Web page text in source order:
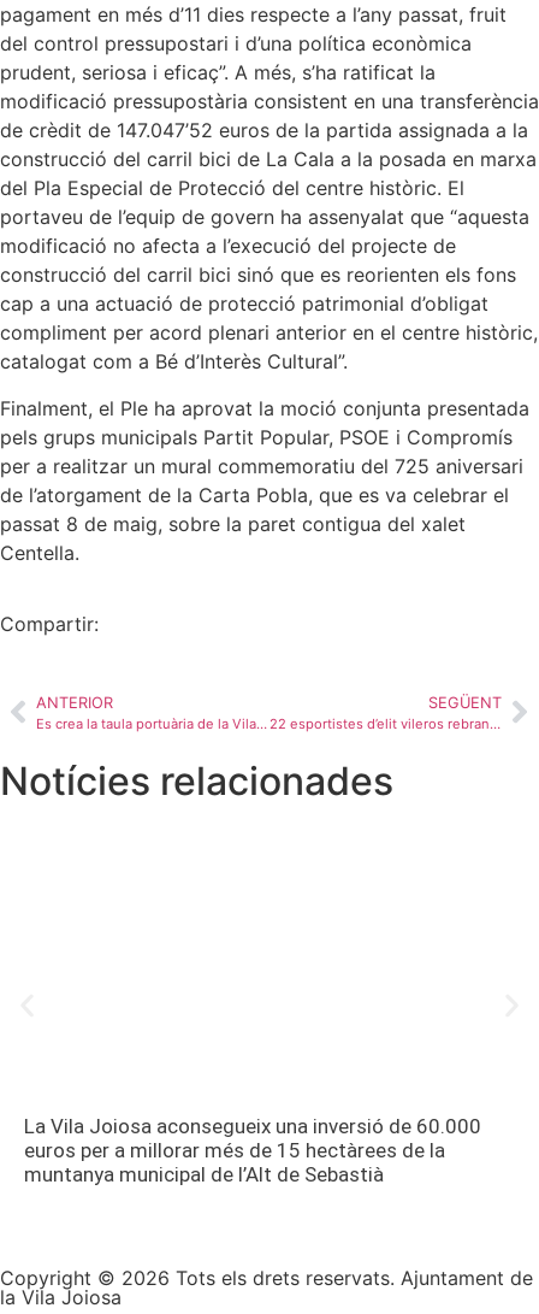
pagament en més d’11 dies respecte a l’any passat, fruit
del control pressupostari i d’una política econòmica
prudent, seriosa i eficaç”. A més, s’ha ratificat la
modificació pressupostària consistent en una transferència
de crèdit de 147.047’52 euros de la partida assignada a la
construcció del carril bici de La Cala a la posada en marxa
del Pla Especial de Protecció del centre històric. El
portaveu de l’equip de govern ha assenyalat que “aquesta
modificació no afecta a l’execució del projecte de
construcció del carril bici sinó que es reorienten els fons
cap a una actuació de protecció patrimonial d’obligat
compliment per acord plenari anterior en el centre històric,
catalogat com a Bé d’Interès Cultural”.
Finalment, el Ple ha aprovat la moció conjunta presentada
pels grups municipals Partit Popular, PSOE i Compromís
per a realitzar un mural commemoratiu del 725 aniversari
de l’atorgament de la Carta Pobla, que es va celebrar el
passat 8 de maig, sobre la paret contigua del xalet
Centella.
Compartir:
ANTERIOR
Es crea la taula portuària de la Vila Joiosa per a gestionar de manera col·laborativa la zona portuària
SEGÜENT
22 esportistes d’elit vileros rebran el Premi de l’Esport 2024 que atorga l’Ajuntament de la Vila Joiosa
Notícies relacionades
La Vila Joiosa aconsegueix una inversió de 60.000
euros per a millorar més de 15 hectàrees de la
muntanya municipal de l’Alt de Sebastià
Copyright © 2026 Tots els drets reservats. Ajuntament de
la Vila Joiosa